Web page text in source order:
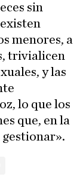
sin
menores, a
trivialicen
y las
lo que los
que, en la
gestionar».